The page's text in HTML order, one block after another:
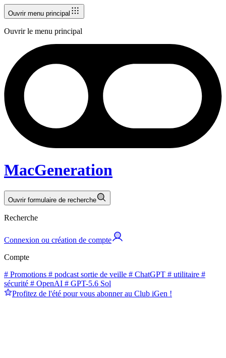
Ouvrir menu principal
Ouvrir le menu principal
MacGeneration
Ouvrir formulaire de recherche
Recherche
Connexion ou création de compte
Compte
# Promotions # podcast sortie de veille # ChatGPT # utilitaire #
sécurité # OpenAI # GPT-5.6 Sol
Profitez de l'été pour vous abonner au Club iGen !